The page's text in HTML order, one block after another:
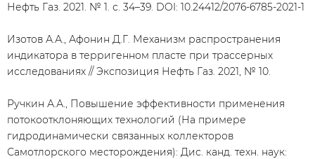
Нефть Газ. 2021. № 1. с. 34–39. DOI: 10.24412/2076-6785-2021-1
Изотов А.А., Афонин Д.Г. Механизм распространения
индикатора в терригенном пласте при трассерных
исследованиях // Экспозиция Нефть Газ. 2021, № 10.
Ручкин А.А., Повышение эффективности применения
потокоотклоняющих технологий (На примере
гидродинамически связанных коллекторов
Самотлорского месторождения): Дис. канд. техн. наук: